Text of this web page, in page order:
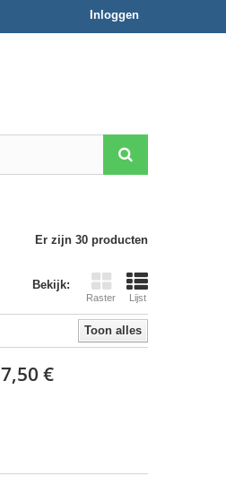
Inloggen
Er zijn 30 producten
Bekijk:
Raster Lijst
Toon alles
7,50 €